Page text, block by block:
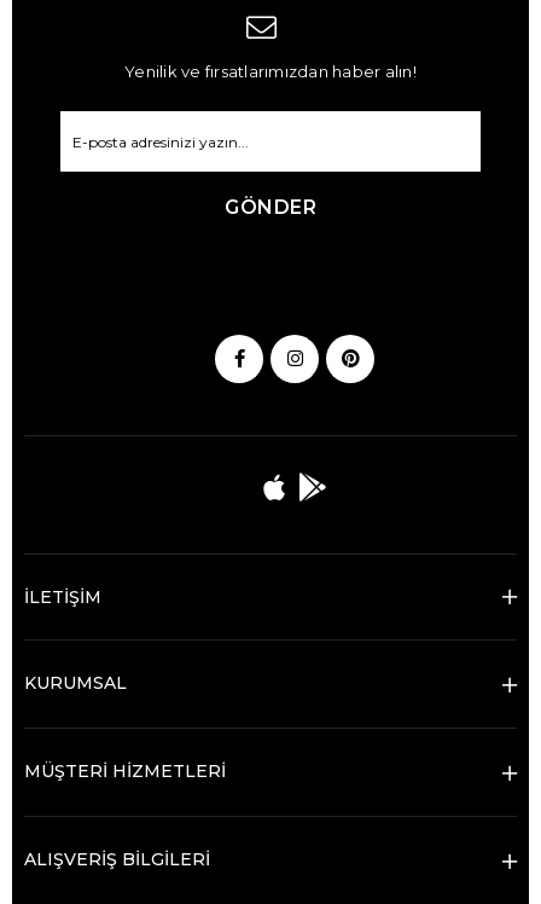
Yenilik ve fırsatlarımızdan haber alın!
GÖNDER
İLETİŞİM
KURUMSAL
MÜŞTERİ HİZMETLERİ
ALIŞVERİŞ BİLGİLERİ